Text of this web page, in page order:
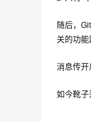
随后，
关的功
消息传开
如今靴子